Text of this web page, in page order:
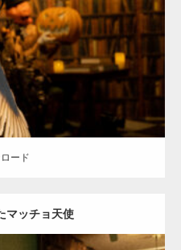
その他
AKIHITO(細マッチョ)
路 (兵庫)
ード
マッチョ天使